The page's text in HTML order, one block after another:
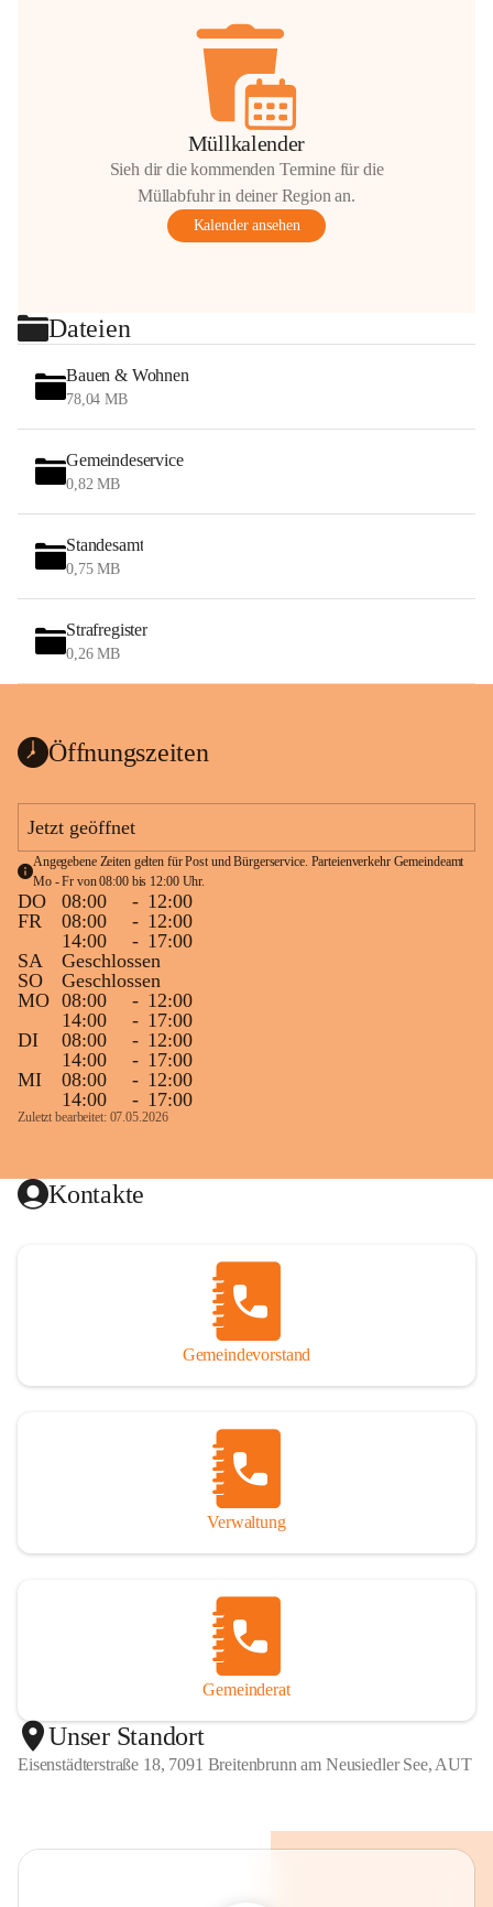
Müllkalender
Sieh dir die kommenden Termine für die
Müllabfuhr in deiner Region an.
Kalender ansehen
Dateien
Bauen & Wohnen
78,04 MB
Gemeindeservice
0,82 MB
Standesamt
0,75 MB
Strafregister
0,26 MB
Öffnungszeiten
Jetzt geöffnet
Angegebene Zeiten gelten für Post und Bürgerservice. Parteienverkehr Gemeindeamt
Mo - Fr von 08:00 bis 12:00 Uhr.
DO 08:00 - 12:00
FR
08:00 - 12:00
14:00
- 17:00
SA
Geschlossen
SO
Geschlossen
MO 08:00 - 12:00
14:00
- 17:00
DI
08:00 - 12:00
14:00
- 17:00
MI
08:00 - 12:00
14:00
- 17:00
Zuletzt bearbeitet: 07.05.2026
Kontakte
Gemeindevorstand
Verwaltung
Gemeinderat
Unser Standort
Eisenstädterstraße 18, 7091 Breitenbrunn am Neusiedler See, AUT